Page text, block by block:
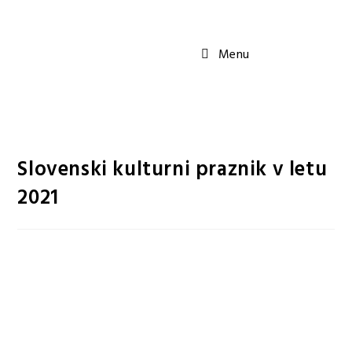
Menu
Slovenski kulturni praznik v letu
2021